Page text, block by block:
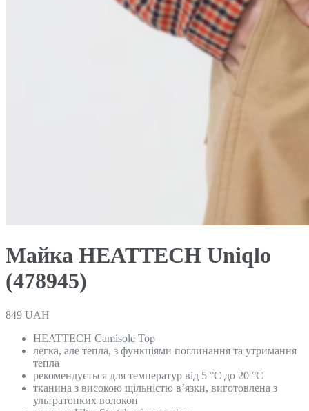
Майка HEATTECH Uniqlo
(478945)
849 UAH
HEATTECH Camisole Top
легка, але тепла, з функціями поглинання та утримання
тепла
рекомендується для температур від 5 °C до 20 °C
тканина з високою щільністю в’язки, виготовлена з
ультратонких волокон